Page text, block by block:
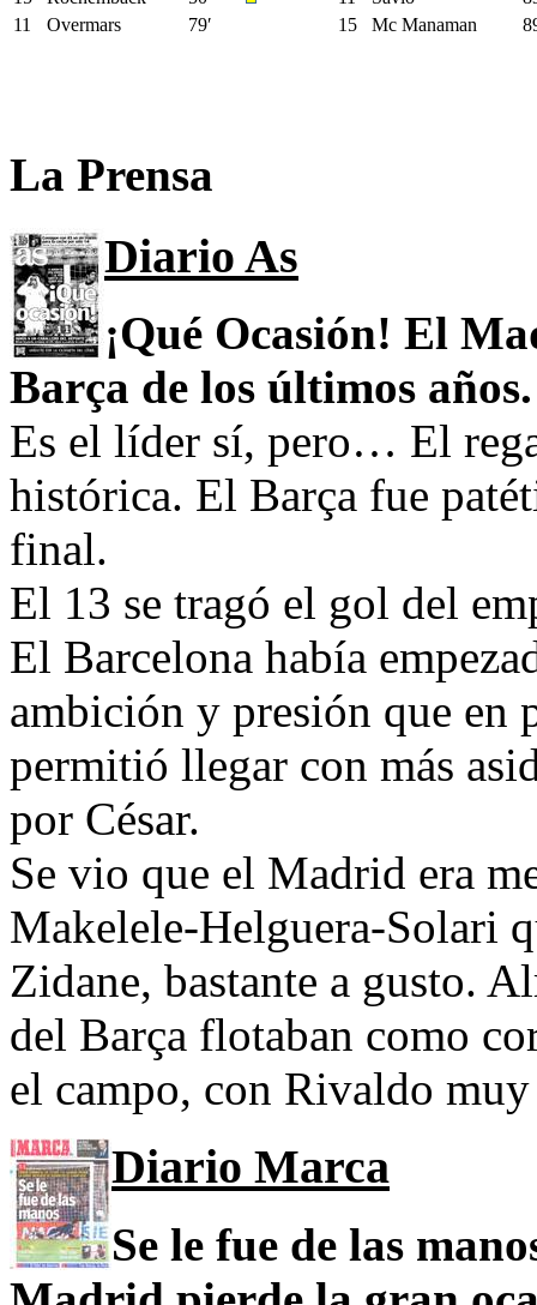
11
Overmars 79′ 15 Mc Manaman
La Prensa
Diario As
¡Qué Ocasión! El
Barça de los últimos años.
Es el líder sí, pero… El
histórica. El Barça fue
final.
El 13 se tragó el gol del
El Barcelona había
ambición y presión que en
permitió llegar con más
por César.
Se vio que el Madrid era
Makelele-Helguera-Solari
Zidane, bastante a gusto.
del Barça flotaban como
el campo, con Rivaldo
Diario Marca
Se le fue de las